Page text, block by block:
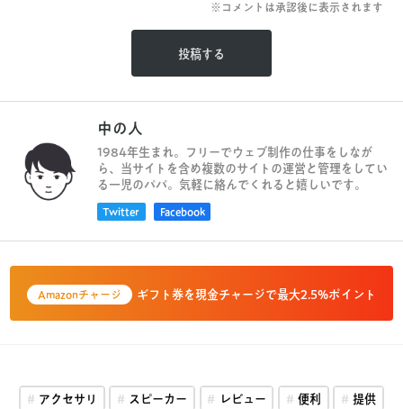
※コメントは承認後に表示されます
中の人
1984年生まれ。フリーでウェブ制作の仕事をしなが
ら、当サイトを含め複数のサイトの運営と管理をしてい
る一児のパパ。気軽に絡んでくれると嬉しいです。
Twitter Facebook
Amazonチャージ ギフト券を現金チャージで最大2.5%ポイント
アクセサリ スピーカー レビュー 便利 提供